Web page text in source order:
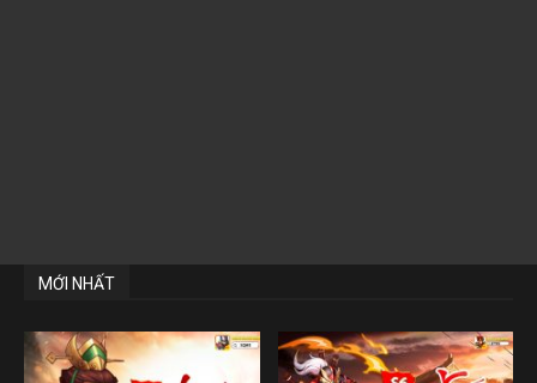
MỚI NHẤT